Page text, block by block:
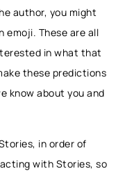
author, you might
emoji. These are all
in what that
these predictions
know about you and
in order of
with Stories, so